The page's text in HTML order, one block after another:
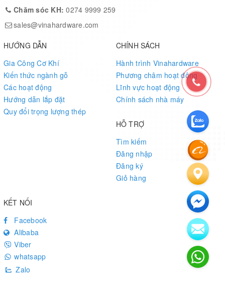
Chăm sóc KH:0274 9999 259
sales@vinahardware.com
HƯỚNG DẪN
Gia Công Cơ Khí
Kiến thức ngành gỗ
Các hoạt động
Hướng dẫn lắp đặt
Quy đổi trọng lượng thép
CHÍNH SÁCH
Hành trình Vinahardware
Phương châm hoạt động
Lĩnh vực hoạt động
Chính sách nhà máy
HỖ TRỢ
Tìm kiếm
Đăng nhập
Đăng ký
Giỏ hàng
KẾT NỐI
Facebook
Alibaba
Viber
whatsapp
Zalo